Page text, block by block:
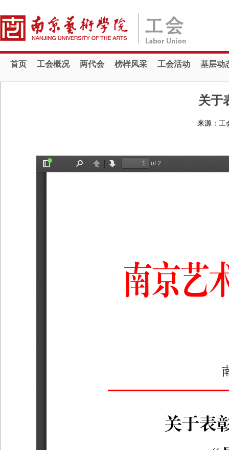
首页 工会概况 两代会 榜样风采 工会活动 基层动
关于
来源：